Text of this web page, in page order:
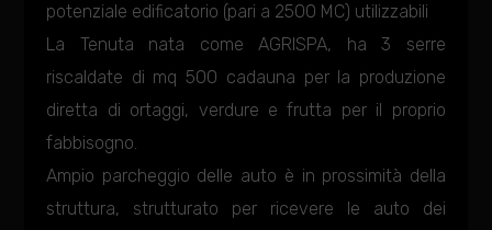
potenziale edificatorio (pari a 2500 MC) utilizzabili
La Tenuta nata come AGRISPA, ha 3 serre
riscaldate di mq 500 cadauna per la produzione
diretta di ortaggi, verdure e frutta per il proprio
fabbisogno.
Ampio parcheggio delle auto è in prossimità della
struttura, strutturato per ricevere le auto dei